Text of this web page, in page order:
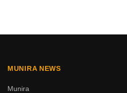
MUNIRA NEWS
Munira